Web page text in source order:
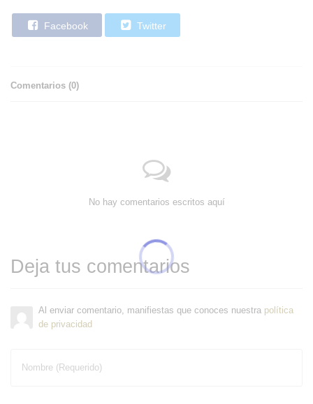
Facebook Twitter
Comentarios (0)
No hay comentarios escritos aquí
Deja tus comentarios
Al enviar comentario, manifiestas que conoces nuestra política
de privacidad
Nombre (Requerido)